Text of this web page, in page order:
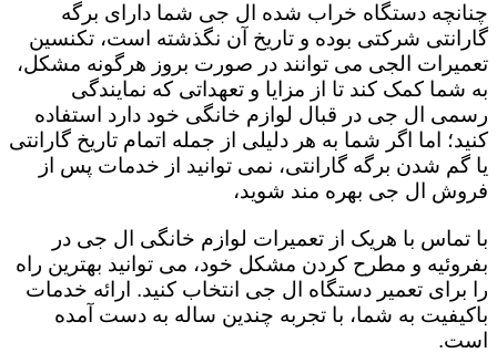
چنانچه دستگاه خراب شده ال جی شما دارای برگه
گارانتی شرکتی بوده و تاریخ آن نگذشته است، تکنسین
تعمیرات الجی می توانند در صورت بروز هرگونه مشکل،
به شما کمک کند تا از مزایا و تعهداتی که نمایندگی
رسمی ال جی در قبال لوازم خانگی خود دارد استفاده
کنید؛ اما اگر شما به هر دلیلی از جمله اتمام تاریخ گارانتی
یا گم شدن برگه گارانتی، نمی توانید از خدمات پس از
فروش ال جی بهره مند شوید،
با تماس با هریک از تعمیرات لوازم خانگی ال جی در
بفروئیه و مطرح کردن مشکل خود، می توانید بهترین راه
را برای تعمیر دستگاه ال جی انتخاب کنید. ارائه خدمات
باکیفیت به شما، با تجربه چندین ساله به دست آمده
است.